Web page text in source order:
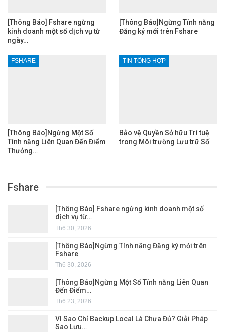
[Thông Báo] Fshare ngừng
kinh doanh một số dịch vụ từ
ngày…
[Thông Báo]Ngừng Tính năng
Đăng ký mới trên Fshare
FSHARE
[Thông Báo]Ngừng Một Số
Tính năng Liên Quan Đến Điểm
Thưởng…
TIN TỔNG HỢP
Bảo vệ Quyền Sở hữu Trí tuệ
trong Môi trường Lưu trữ Số
Fshare
[Thông Báo] Fshare ngừng kinh doanh một số
dịch vụ từ…
Th6 30, 2026
[Thông Báo]Ngừng Tính năng Đăng ký mới trên
Fshare
Th6 30, 2026
[Thông Báo]Ngừng Một Số Tính năng Liên Quan
Đến Điểm…
Th6 23, 2026
Vì Sao Chỉ Backup Local Là Chưa Đủ? Giải Pháp
Sao Lưu…